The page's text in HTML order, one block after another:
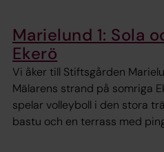
Marielund 1: Sola
Ekerö
Vi åker till Stiftsgården
Mälarens strand på somriga
spelar volleyboll i den stora
bastu och en terrass med